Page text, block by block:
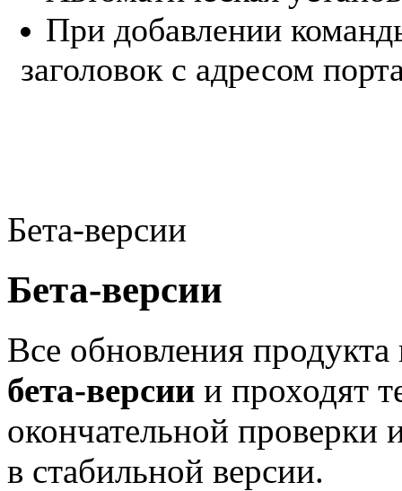
При добавлении
заголовок с адресом
Бета-версии
Бета-версии
Все обновления
бета-версии и проходят
окончательной проверки
в стабильной версии.